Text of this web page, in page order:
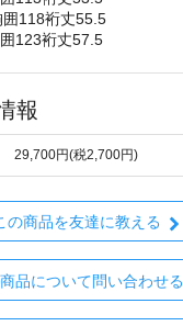
囲118裄丈55.5
123裄丈57.5
報
29,700円(税2,700円)
の商品を友達に教える
品について問い合わせる